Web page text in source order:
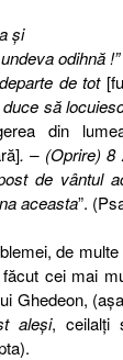
şi
odihnă
de tot
să
din
. – (Oprire) 8
de vântul
aceasta”.
de
cei mai
Ghedeon,
aleşi, ceilalţi